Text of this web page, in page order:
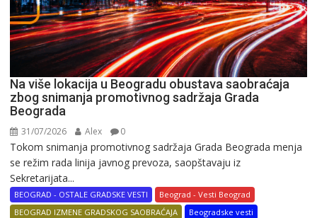
Na više lokacija u Beogradu obustava saobraćaja
zbog snimanja promotivnog sadržaja Grada
Beograda
31/07/2026 Alex 0
Tokom snimanja promotivnog sadržaja Grada Beograda menja
se režim rada linija javnog prevoza, saopštavaju iz
Sekretarijata...
BEOGRAD - OSTALE GRADSKE VESTI
Beograd - Vesti Beograd
BEOGRAD IZMENE GRADSKOG SAOBRAĆAJA
Beogradske vesti